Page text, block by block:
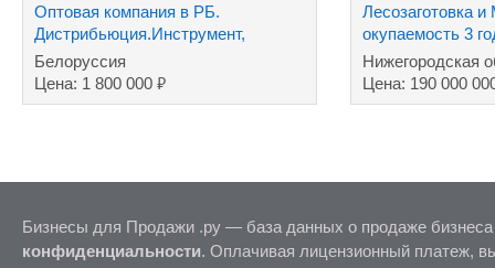
Оптовая компания в РБ.
Дистрибьюция.Инструмент,
хозтовары ТНП.Дилер.
Белоруссия
Цена: 1 800 000 ₽
Лесозаготовка
окупаемость 3
Нижегородская
Цена: 190 000
Бизнесы для Продажи .ру — база данных о продаже
конфиденциальности. Оплачивая лицензионный платеж,